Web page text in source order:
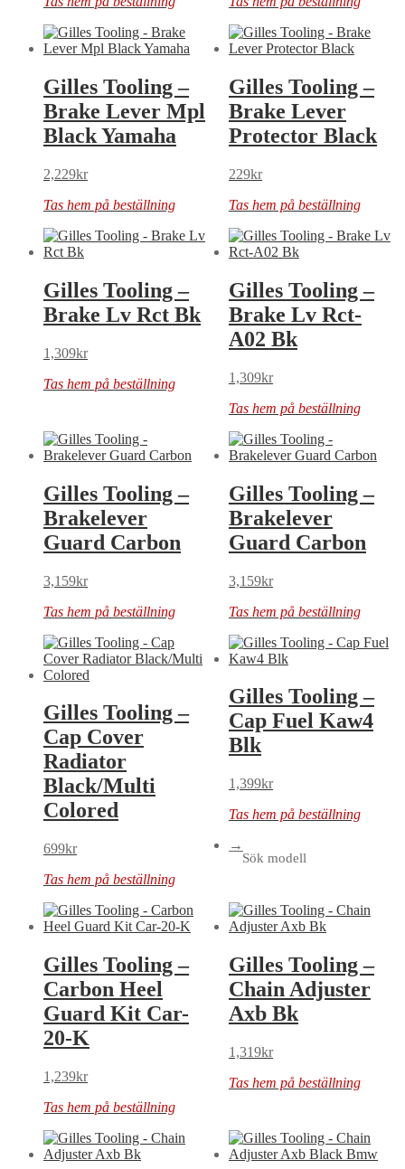
Gilles Tooling –
Brake Lever Mpl
Black Yamaha
2,229kr
Tas hem på beställning
Gilles Tooling –
Brake Lever
Protector Black
229kr
Tas hem på beställning
Gilles Tooling –
Brake Lv Rct Bk
1,309kr
Tas hem på beställning
Gilles Tooling –
Brake Lv Rct-
A02 Bk
1,309kr
Tas hem på beställning
Gilles Tooling –
Brakelever
Guard Carbon
3,159kr
Tas hem på beställning
Gilles Tooling –
Brakelever
Guard Carbon
3,159kr
Tas hem på beställning
Gilles Tooling –
Cap Cover
Radiator
Black/Multi
Colored
699kr
Tas hem på beställning
Gilles Tooling –
Cap Fuel Kaw4
Blk
1,399kr
Tas hem på beställning
Gilles Tooling –
Carbon Heel
Guard Kit Car-
20-K
1,239kr
Tas hem på beställning
Gilles Tooling –
Chain Adjuster
Axb Bk
1,319kr
Tas hem på beställning
→
Sök modell